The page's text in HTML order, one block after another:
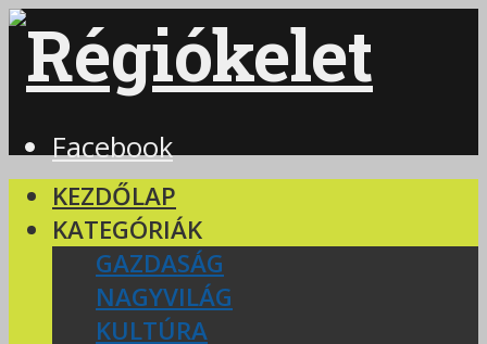
Facebook
KEZDŐLAP
KATEGÓRIÁK
GAZDASÁG
NAGYVILÁG
KULTÚRA